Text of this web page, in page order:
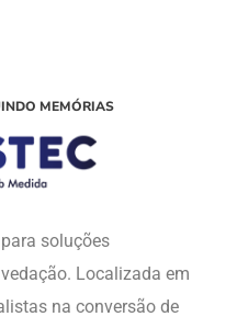
MEMÓRIAS
soluções
Localizada em
na conversão de